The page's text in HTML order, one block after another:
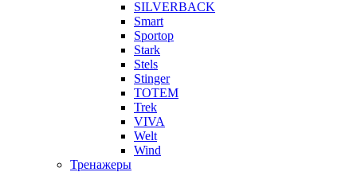
SILVERBACK
Smart
Sportop
Stark
Stels
Stinger
TOTEM
Trek
VIVA
Welt
Wind
Тренажеры